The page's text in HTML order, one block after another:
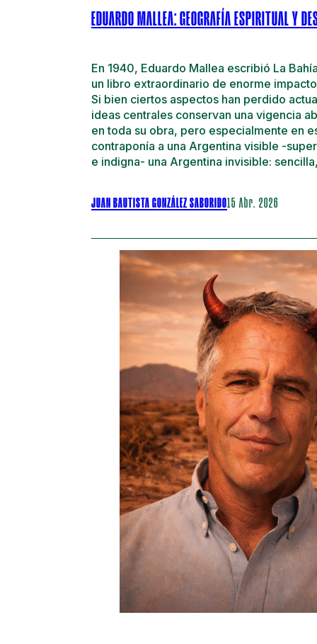
EDUARDO MALLEA: GEOGRAFÍA ESPIRITUAL Y
En 1940, Eduardo Mallea escribió La
un libro extraordinario de enorme
Si bien ciertos aspectos han perdido
ideas centrales conservan una vigencia
en toda su obra, pero especialmente en
contraponía a una Argentina visible -
e indigna- una Argentina invisible:
JUAN BAUTISTA GONZÁLEZ SABORIDO15 Abr. 2026